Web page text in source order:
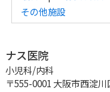
その他施設
ナス医院
小児科/内科
〒555-0001 大阪市西淀